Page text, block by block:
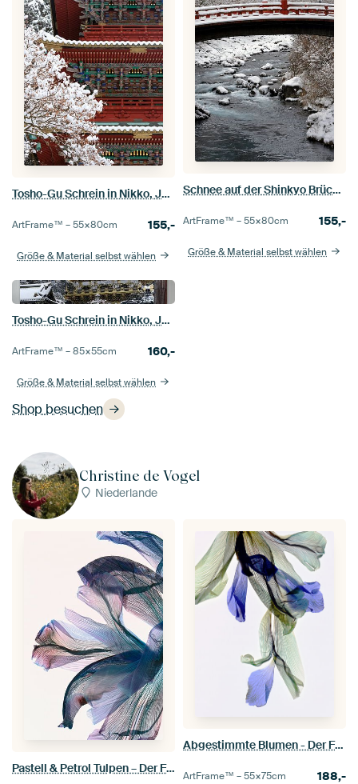
Shop besuchen
Tosho-Gu Schrein in Nikko, Japan, im Winter
ArtFrame™ –55×80cm 155,-
Größe & Material selbst wählen
Schnee auf der Shinkyo Brücke in Nikko, Japan
ArtFrame™ –55×80cm 155,-
Größe & Material selbst wählen
Tosho-Gu Schrein in Nikko, Japan, im Winter
ArtFrame™ –85×55cm 160,-
Größe & Material selbst wählen
Christine de Vogel
Niederlande
Pastell & Petrol Tulpen – Der Fingerabdruck der Blätter
Abgestimmte Blumen - Der Fingerabdruck der Blätter
ArtFrame™ –55×75cm 188,-